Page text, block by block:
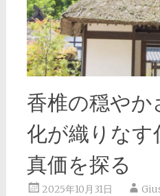
香椎の穏やか
化が織りな
真価を探る
2025年10月31日